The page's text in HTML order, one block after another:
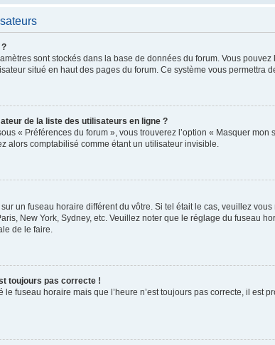
sont stockés dans la base de données du forum. Vous
situé en haut des pages du forum. Ce système vous permettra
de la liste des utilisateurs en ligne ?
« Préférences du forum », vous trouverez l’option « Masquer
alors comptabilisé comme étant un utilisateur invisible.
un fuseau horaire différent du vôtre. Si tel était le cas, veuillez
New York, Sydney, etc. Veuillez noter que le réglage du fuseau
de le faire.
toujours pas correcte !
le fuseau horaire mais que l’heure n’est toujours pas correcte, il